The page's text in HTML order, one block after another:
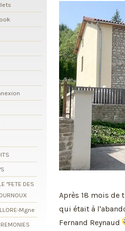
Après 18 mois de
qui était à
Fernand Reynaud
"FETE DES
Mgne